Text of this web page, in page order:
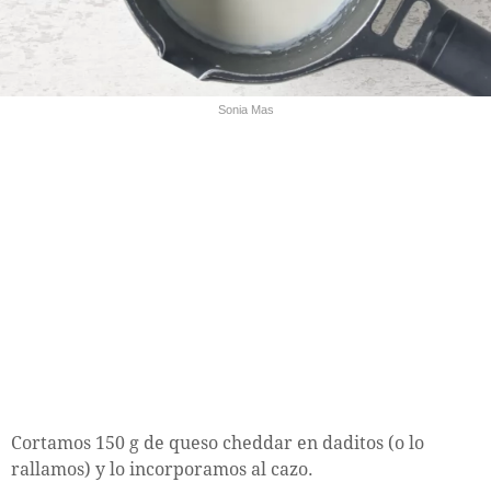
Sonia Mas
Cortamos 150 g de queso cheddar en daditos (o lo
rallamos) y lo incorporamos al cazo.